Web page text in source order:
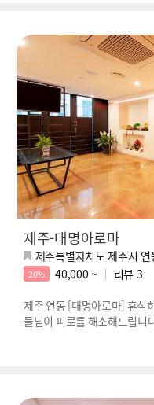
제주-대명아로마
제주특별자치도 제주시
20% 40,000 ~ 리뷰 3
제주 연동 [대명아로마] 휴식
들님이 피로를 해소해드립니